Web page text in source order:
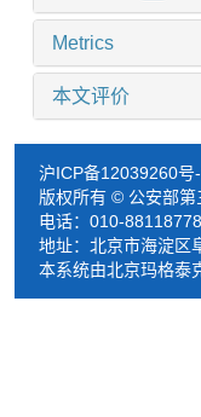
Metrics
本文评价
沪ICP备12039260号
版权所有 © 公安部第
电话：010-
地址：北京市海淀
本系统由北京玛格泰